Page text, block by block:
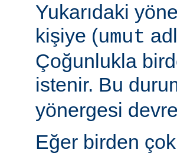
Yukarıdaki
kişiye (umut
Çoğunlukla
istenir. Bu
yönergesi
Eğer birden